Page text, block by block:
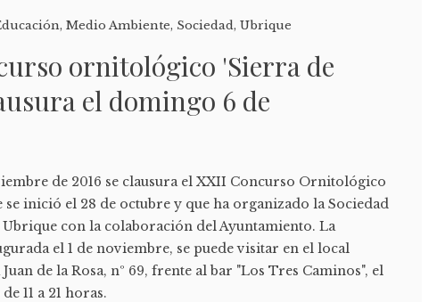
,Medio Ambiente, Sociedad,Ubrique
ornitológico 'Sierra de
el domingo 6 de
de 2016 se clausura el XXII Concurso Ornitológico
se inició el 28 de octubre y que ha organizado la Sociedad
con la colaboración del Ayuntamiento. La
el 1 de noviembre, se puede visitar en el local
de la Rosa, nº 69, frente al bar "Los Tres Caminos", el
11 a 21 horas.